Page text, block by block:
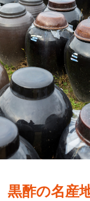
黒酢の名産